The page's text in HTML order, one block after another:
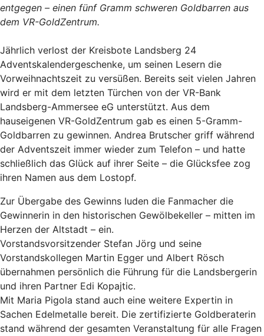
entgegen – einen fünf Gramm schweren Goldbarren aus
dem VR-GoldZentrum.
Jährlich verlost der Kreisbote Landsberg 24
Adventskalendergeschenke, um seinen Lesern die
Vorweihnachtszeit zu versüßen. Bereits seit vielen Jahren
wird er mit dem letzten Türchen von der VR-Bank
Landsberg-Ammersee eG unterstützt. Aus dem
hauseigenen VR-GoldZentrum gab es einen 5-Gramm-
Goldbarren zu gewinnen. Andrea Brutscher griff während
der Adventszeit immer wieder zum Telefon – und hatte
schließlich das Glück auf ihrer Seite – die Glücksfee zog
ihren Namen aus dem Lostopf.
Zur Übergabe des Gewinns luden die Fanmacher die
Gewinnerin in den historischen Gewölbekeller – mitten im
Herzen der Altstadt – ein.
Vorstandsvorsitzender Stefan Jörg und seine
Vorstandskollegen Martin Egger und Albert Rösch
übernahmen persönlich die Führung für die Landsbergerin
und ihren Partner Edi Kopajtic.
Mit Maria Pigola stand auch eine weitere Expertin in
Sachen Edelmetalle bereit. Die zertifizierte Goldberaterin
stand während der gesamten Veranstaltung für alle Fragen